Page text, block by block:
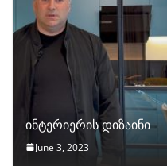
ინტერიერის დიზაინი
June 3, 2023